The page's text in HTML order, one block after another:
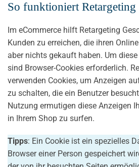
So funktioniert Retargeting
Im eCommerce hilft Retargeting
Kunden zu erreichen, die ihren
aber nichts gekauft haben. Um
sind Browser-Cookies erforderlich.
verwenden Cookies, um Anzeigen
zu schalten, die ein Benutzer
Nutzung ermutigen diese Anzeigen
in Ihrem Shop zu surfen.
Tipps: Ein Cookie ist ein spezielles
Browser einer Person gespeichert